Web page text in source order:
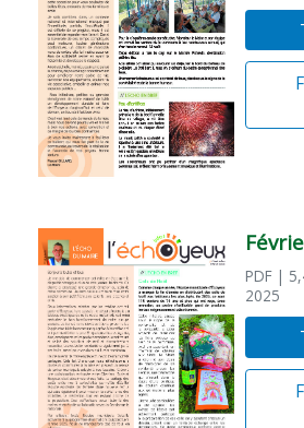
PDF |
2025